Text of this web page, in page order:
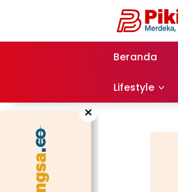
Beranda
Lifestyle
×